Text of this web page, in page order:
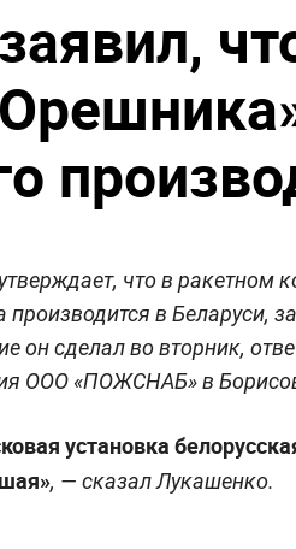
что в ракетном
производится в Беларуси,
он сделал во вторник,
ООО «ПОЖСНАБ» в
установка
, — сказал Лукашенко.